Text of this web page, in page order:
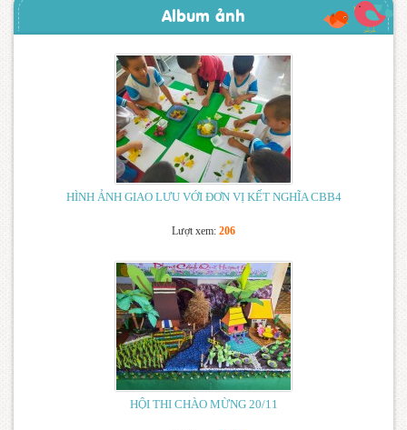
TẬP HUẤN CHUẨN HIỆU TRƯỞNG, CHUẨN NGHỀ
ĐĂNG KÝ GIỜ DẠY TỐT CHÀO MỪNG NGÀY PHỤ NỮ
VIỆT NAM 8/3 VÀ NGÀY 26/3 (11/03/2019)
THÔNG BÁO : HỌP XÉT NÂNG LƯƠNG THƯỜNG
XUYÊN VÀ NÂNG LƯƠNG TRƯỚC THỜI HẠN ĐỢT 1 NĂM
(19/02/2019)
Thông báo – Kế hoạch hoạt động cho năm học mới
Album ảnh
HÌNH ẢNH GIAO LƯU VỚI ĐƠN VỊ KẾT NGHĨA CBB4
Lượt xem: 206
HỘI THI CHÀO MỪNG 20/11